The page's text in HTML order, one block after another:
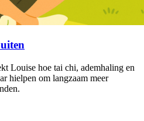
Louise hoe tai chi, ademhaling en
hielpen om langzaam meer